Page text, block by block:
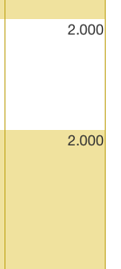
2.000
2.000